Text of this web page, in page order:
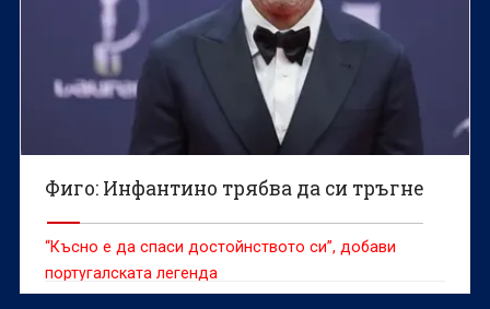
Фиго: Инфантино трябва да си тръгне
“Късно е да спаси достойнството си”, добави
португалската легенда